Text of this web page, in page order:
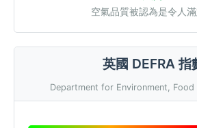
空氣品質被認為是令人
英國 DEFRA 指
Department for Environment, Food